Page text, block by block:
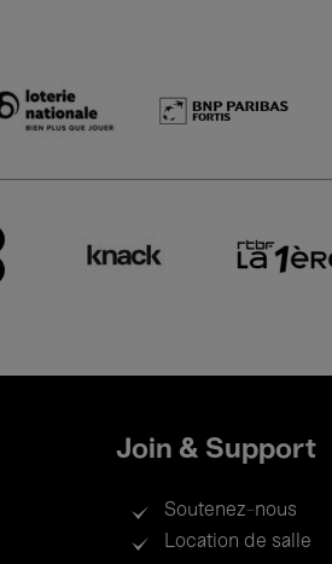
Join & Support
Soutenez-nous
Location de salle